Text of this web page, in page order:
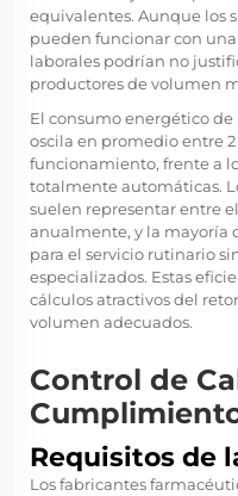
equivalentes. Aunque los
pueden funcionar con
laborales podrían no
productores de volumen
El consumo energético
oscila en promedio entre 2
funcionamiento, frente a
totalmente automáticas.
suelen representar entre
anualmente, y la mayoría
para el servicio rutinario
especializados. Estas
cálculos atractivos del
volumen adecuados.
Control de
Requisitos de
Los fabricantes